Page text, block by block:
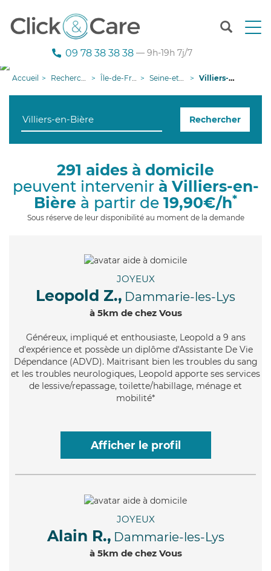
T
n
g
i
09 78 38 38 38 — 9h-19h 7j/7
Accueil Recherche aide à domicile Île-de-France Seine-et-Marne Villiers-en-Bière
Rechercher
291 aides à domicile
peuvent intervenir à Villiers-en-
Bière à partir de 19,90€/h*
Sous réserve de leur disponibilité au moment de la demande
JOYEUX
Leopold Z., Dammarie-les-Lys
à 5km de chez Vous
Généreux, impliqué et enthousiaste, Leopold a 9 ans
d'expérience et possède un diplôme d'Assistante De Vie
Dépendance (ADVD). Maitrisant bien les troubles du sang
et les troubles neurologiques, Leopold apporte ses services
de lessive/repassage, toilette/habillage, ménage et
mobilité*
Afficher le profil
JOYEUX
Alain R., Dammarie-les-Lys
à 5km de chez Vous